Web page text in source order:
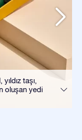
taşı,
oluşan yedi